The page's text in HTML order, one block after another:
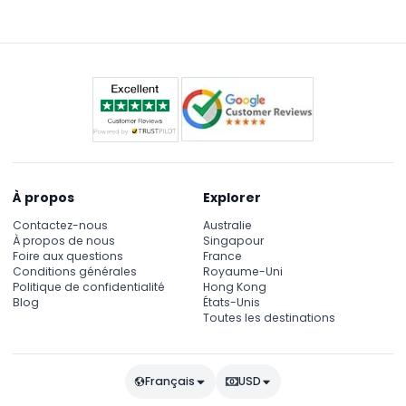
au moment de la réservation).
À propos
Contactez-nous
À propos de nous
Foire aux questions
Conditions générales
Politique de confidentialité
Blog
Explorer
Australie
Singapour
France
Royaume-Uni
Hong Kong
États-Unis
Toutes les destinations
Français USD